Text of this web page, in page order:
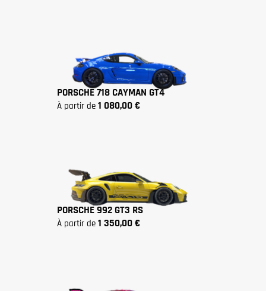
PORSCHE 718 CAYMAN GT4
à partir de 1 080,00 €
PORSCHE 992 GT3 RS
à partir de 1 350,00 €